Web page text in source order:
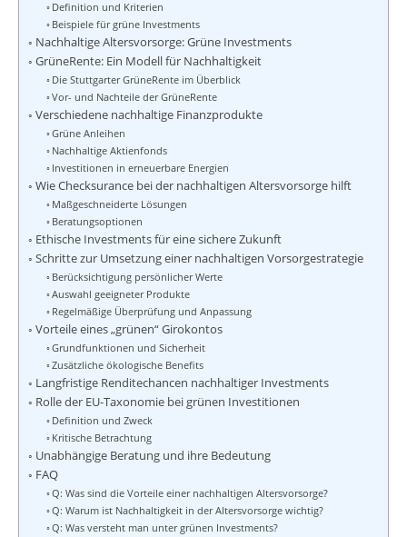
Definition und Kriterien
Beispiele für grüne Investments
Nachhaltige Altersvorsorge: Grüne Investments
GrüneRente: Ein Modell für Nachhaltigkeit
Die Stuttgarter GrüneRente im Überblick
Vor- und Nachteile der GrüneRente
Verschiedene nachhaltige Finanzprodukte
Grüne Anleihen
Nachhaltige Aktienfonds
Investitionen in erneuerbare Energien
Wie Checksurance bei der nachhaltigen Altersvorsorge hilft
Maßgeschneiderte Lösungen
Beratungsoptionen
Ethische Investments für eine sichere Zukunft
Schritte zur Umsetzung einer nachhaltigen Vorsorgestrategie
Berücksichtigung persönlicher Werte
Auswahl geeigneter Produkte
Regelmäßige Überprüfung und Anpassung
Vorteile eines „grünen“ Girokontos
Grundfunktionen und Sicherheit
Zusätzliche ökologische Benefits
Langfristige Renditechancen nachhaltiger Investments
Rolle der EU-Taxonomie bei grünen Investitionen
Definition und Zweck
Kritische Betrachtung
Unabhängige Beratung und ihre Bedeutung
FAQ
Q: Was sind die Vorteile einer nachhaltigen Altersvorsorge?
Q: Warum ist Nachhaltigkeit in der Altersvorsorge wichtig?
Q: Was versteht man unter grünen Investments?